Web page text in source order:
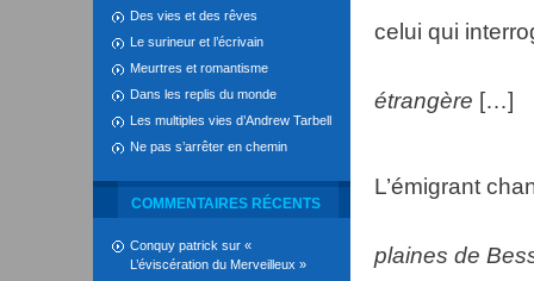
Des vies et des rêves
Le surineur et l’écrivain
Meurtres et romantisme
Dans les replis du monde
Les multiples vies d’Andrew Tarbell
Ne pas s’arrêter en chemin
COMMENTAIRES RÉCENTS
Conquy patrick sur «
L’éviscération du Merveilleux »
celui qui
étrangère […]
L’émigrant
plaines de